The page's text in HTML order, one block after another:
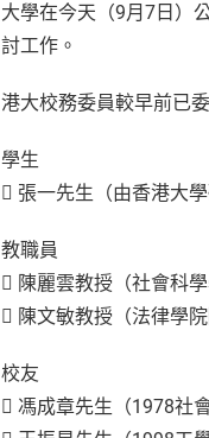
大學在今天（9月7日）
討工作。
港大校務委員較早前已
學生
 張一先生（由香港大學
教職員
 陳麗雲教授（社會科
 陳文敏教授（法律學院
校友
 馮成章先生（1978社